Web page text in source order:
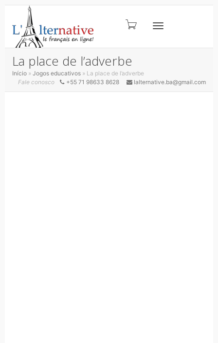
La place de l’adverbe
Início » Jogos educativos » La place de l’adverbe
Fale conosco
+55 71 98633 8628 lalternative.ba@gmail.com